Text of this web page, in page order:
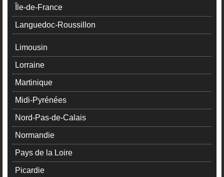
Île-de-France
Languedoc-Roussillon
Limousin
Lorraine
Martinique
Midi-Pyrénées
Nord-Pas-de-Calais
Normandie
Pays de la Loire
Picardie